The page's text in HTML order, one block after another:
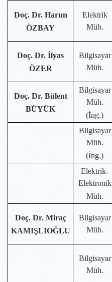
Doç. Dr. Harun
ÖZBAY
Elektrik
Müh.
Doç. Dr. İlyas
ÖZER
Bilgisayar
Müh.
Doç. Dr. Bülent
BÜYÜK
Bilgisayar
Müh.
(İng.)
Bilgisayar
Müh.
(İng.)
Elektrik-
Elektronik
Müh.
Doç. Dr. Miraç
KAMIŞLIOĞLU
Bilgisayar
Müh.
Bilgisayar
Müh.